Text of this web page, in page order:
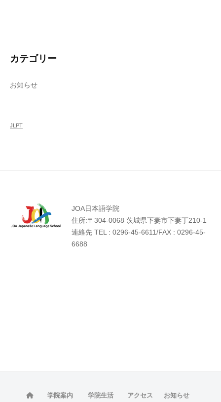
カテゴリー
お知らせ
JLPT
JOA日本語学院
住所:〒304-0068 茨城県下妻市下妻丁210-1
連絡先 TEL : 0296-45-6611/FAX : 0296-45-
6688
学院案内 学院生活 アクセス お知らせ